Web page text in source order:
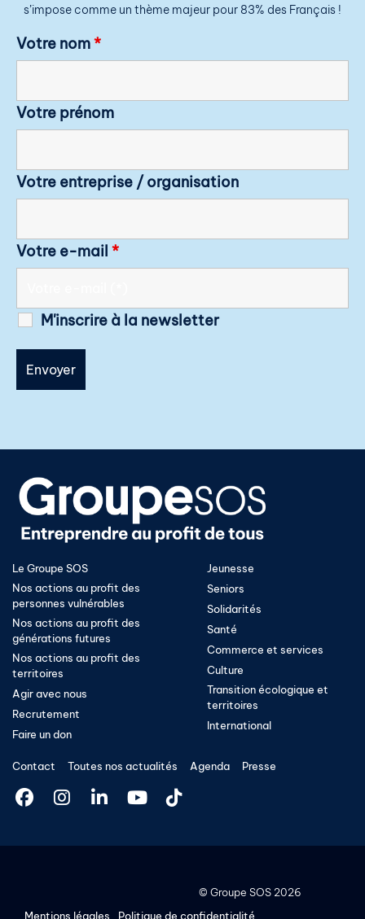
s’impose comme un thème majeur pour 83% des Français !
Votre nom*
Votre prénom
Votre entreprise / organisation
Votre e-mail *
M'inscrire à la newsletter
Le Groupe SOS
Nos actions au profit des
personnes vulnérables
Nos actions au profit des
générations futures
Nos actions au profit des
territoires
Agir avec nous
Recrutement
Faire un don
Jeunesse
Seniors
Solidarités
Santé
Commerce et services
Culture
Transition écologique et
territoires​
International
Contact Toutes nos actualités Agenda Presse
© Groupe SOS 2026
Mentions légales
Politique de confidentialité